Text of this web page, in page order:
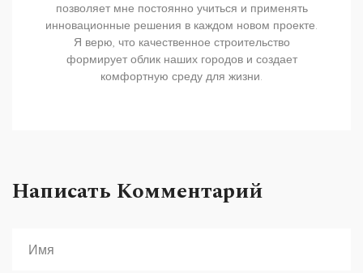
позволяет мне постоянно учиться и применять
инновационные решения в каждом новом проекте.
Я верю, что качественное строительство
формирует облик наших городов и создает
комфортную среду для жизни.
Написать Комментарий